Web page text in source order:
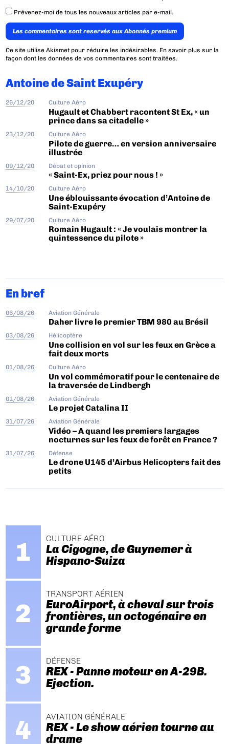
Prévenez-moi de tous les nouveaux articles par e-mail.
Les commentaires sont reservés aux Abonnés premium
Ce site utilise Akismet pour réduire les indésirables. En savoir plus sur la
façon dont les données de vos commentaires sont traitées.
Antoine de Saint Exupéry
26/12/20 Culture Aéro
Hugault et Chabbert racontent St Ex, « un
prince dans sa citadelle »
23/12/20 Culture Aéro
Pilote de guerre… en version anniversaire
illustrée
09/12/20 Débat et opinion
« Saint-Ex, priez pour nous ! »
14/10/20 Culture Aéro
Une éblouissante évocation d’Antoine de
Saint-Exupéry
29/07/20 Culture Aéro
Romain Hugault : « Je voulais montrer la
quintessence du pilote »
En bref
06/08/26 Aviation Générale
Daher livre le premier TBM 980 au Brésil
03/08/26 Hélicoptère
Une collision en vol sur les feux en Grèce a
fait deux morts
01/08/26 Culture Aéro
Un vol commémoratif pour le centenaire de
la traversée de Lindbergh
01/08/26 Aviation Générale
Le projet Catalina II
31/07/26 Aviation Générale
Vidéo – A quand les premiers largages
nocturnes sur les feux de forêt en France ?
31/07/26 Défense
Le drone U145 d’Airbus Helicopters fait des
petits
CULTURE AÉRO
La Cigogne, de Guynemer à
Hispano-Suiza
TRANSPORT AÉRIEN
EuroAirport, à cheval sur trois
frontières, un octogénaire en
grande forme
DÉFENSE
REX - Panne moteur en A-29B.
Ejection.
AVIATION GÉNÉRALE
REX - Le show aérien tourne au
drame